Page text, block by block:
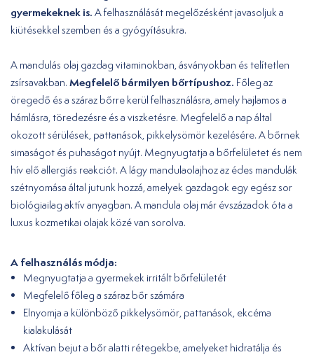
gyermekeknek is. A felhasználását megelőzésként javasoljuk a
kiütésekkel szemben és a gyógyításukra.
A mandulás olaj gazdag vitaminokban, ásványokban és telítetlen
zsírsavakban. Megfelelő bármilyen bőrtípushoz. Főleg az
öregedő és a száraz bőrre kerül felhasználásra, amely hajlamos a
hámlásra, töredezésre és a viszketésre. Megfelelő a nap által
okozott sérülések, pattanások, pikkelysömör kezelésére. A bőrnek
simaságot és puhaságot nyújt. Megnyugtatja a bőrfelületet és nem
hív elő allergiás reakciót. A lágy mandulaolajhoz az édes mandulák
szétnyomása által jutunk hozzá, amelyek gazdagok egy egész sor
biológiailag aktív anyagban. A mandula olaj már évszázadok óta a
luxus kozmetikai olajak közé van sorolva.
A felhasználás módja:
Megnyugtatja a gyermekek irritált bőrfelületét
Megfelelő főleg a száraz bőr számára
Elnyomja a különböző pikkelysömör, pattanások, ekcéma
kialakulását
Aktívan bejut a bőr alatti rétegekbe, amelyeket hidratálja és